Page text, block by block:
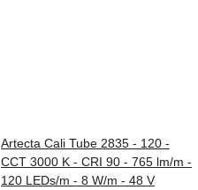
Artecta Cali Tube 2835 - 120 -
CCT 3000 K - CRI 90 - 765 lm/m -
120 LEDs/m - 8 W/m - 48 V